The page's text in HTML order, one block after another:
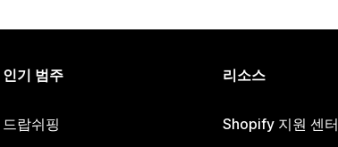
인기 범주
드랍쉬핑
리소스
Shopify 지원 센터